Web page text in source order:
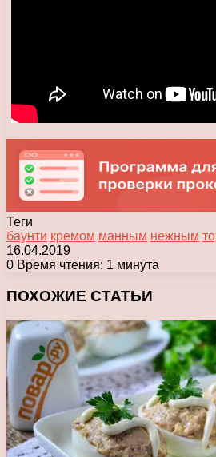
Теги
баунти кремом манным нежным
16.04.2019
0 Время чтения: 1 минута
ПОХОЖИЕ СТАТЬИ